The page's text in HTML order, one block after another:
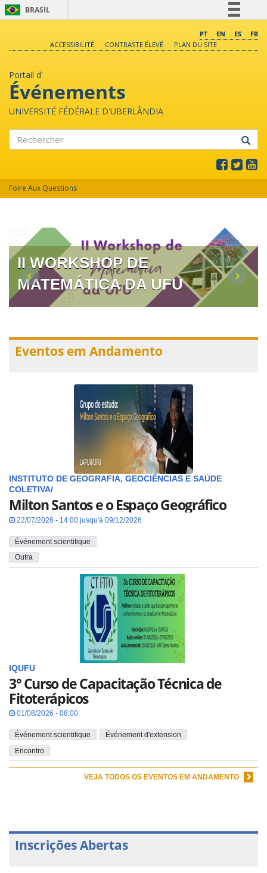
BRASIL
Comunica BR
PT EN ES
FR
ACCESSIBILITÉ
CONTRASTE ÉLEVÉ PLAN DU SITE
Portail d'
Événements
UNIVERSITÉ FÉDÉRALE D'UBERLÂNDIA
Foire Aux Questions
II WORKSHOP DE
MATEMÁTICA DA UFU
Eventos em Andamento
INSTITUTO DE GEOGRAFIA, GEOCIÊNCIAS E SAÚDE
COLETIVA/
Milton Santos e o Espaço Geográfico
22/07/2026 - 14:00 jusqu'à 09/12/2026
Événement scientifique
Outra
IQUFU
3° Curso de Capacitação Técnica de
Fitoterápicos
01/08/2026 - 08:00
Événement scientifique
Événement d'extension
Encontro
VEJA TODOS OS EVENTOS EM ANDAMENTO
Inscrições Abertas